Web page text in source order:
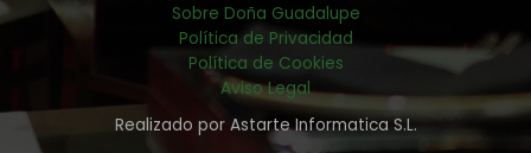
Sobre Doña Guadalupe
Política de Privacidad
Política de Cookies
Aviso Legal
Realizado por Astarte Informatica S.L.